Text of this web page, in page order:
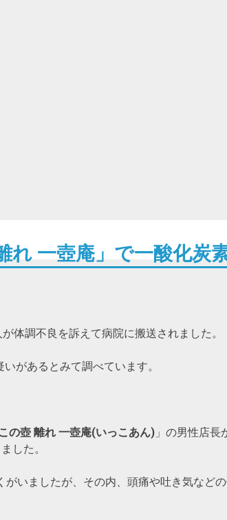
れ 一壺庵」で一酸化炭
体調不良を訴えて病院に搬送されました。
いがあるとみて調べています。
の壺 離れ 一壺庵(いっこあん)」の男性店長
した。
いましたが、その内、頭痛や吐き気など